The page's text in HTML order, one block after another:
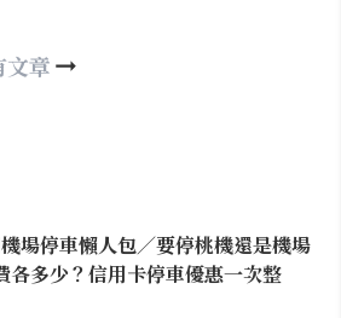
文章
場停車懶人包／要停桃機還是機場
各多少？信用卡停車優惠一次整